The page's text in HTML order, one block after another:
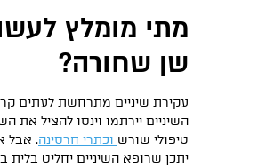
מתי מומלץ
שן שחורה?
עקירת שיניים מתרחשת לעתים
השיניים יירתמו וינסו להציל את
טיפולי שורש וכתרי חרסינה. אבל
יתכן שרופא השיניים יחליט בלית